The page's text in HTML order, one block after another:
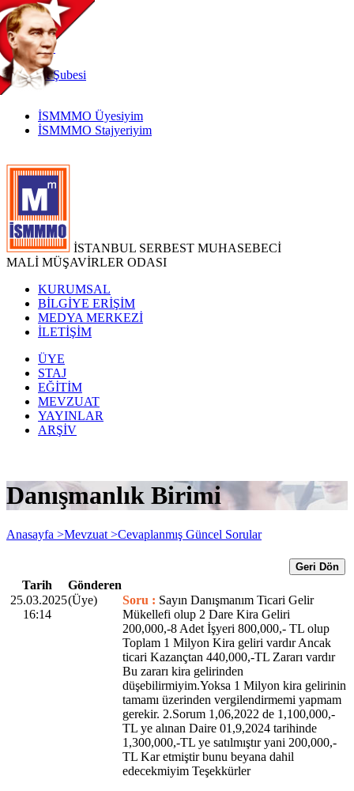
TR
|
EN
İnternetŞubesi
İSMMMO Üyesiyim
İSMMMO Stajyeriyim
İSTANBUL SERBEST MUHASEBECİ
MALİ MÜŞAVİRLER ODASI
KURUMSAL
BİLGİYE ERİŞİM
MEDYA MERKEZİ
İLETİŞİM
ÜYE
STAJ
EĞİTİM
MEVZUAT
YAYINLAR
ARŞİV
Danışmanlık Birimi
Anasayfa >Mevzuat >Cevaplanmış Güncel Sorular
Geri Dön
Tarih
Gönderen
25.03.2025
16:14
(Üye) Soru : Sayın Danışmanım Ticari Gelir
Mükellefi olup 2 Dare Kira Geliri
200,000,-8 Adet İşyeri 800,000,- TL olup
Toplam 1 Milyon Kira geliri vardır Ancak
ticari Kazançtan 440,000,-TL Zararı vardır
Bu zararı kira gelirinden
düşebilirmiyim.Yoksa 1 Milyon kira gelirinin
tamamı üzerinden vergilendirmemi yapmam
gerekir. 2.Sorum 1,06,2022 de 1,100,000,-
TL ye alınan Daire 01,9,2024 tarihinde
1,300,000,-TL ye satılmıştır yani 200,000,-
TL Kar etmiştir bunu beyana dahil
edecekmiyim Teşekkürler